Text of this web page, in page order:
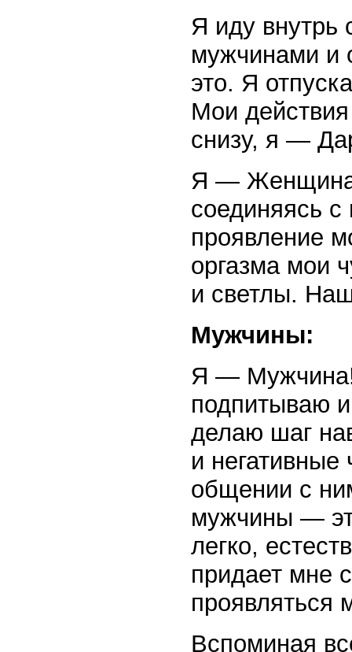
Я иду внутрь
мужчинами и
это. Я
Мои
снизу, я —
Я —
соединяясь
проявление
оргазма мои
и светлы.
Мужчины:
Я — Мужчина!
подпитываю
делаю шаг
и негативные
общении с
мужчины —
легко,
придает мне
проявляться
Вспоминая